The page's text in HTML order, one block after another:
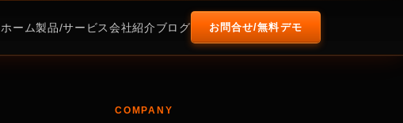
ホーム製品/サービス 会社紹介 ブログ お問合せ/無料デモ
COMPANY